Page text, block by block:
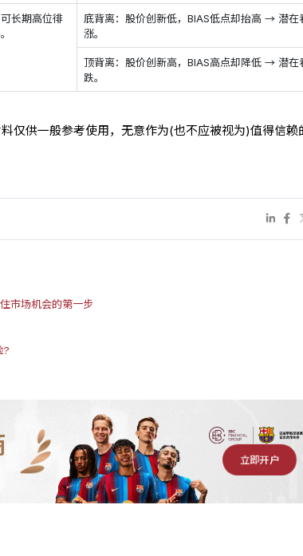
长期高位徘
底背离：股价创新低，BIAS低点却抬高 → 潜在
涨。
顶背离：股价创新高，BIAS高点却降低 → 潜在
跌。
仅供一般参考使用，无意作为(也不应被视为)值得信赖
市场机会的第一步
?
立即开户